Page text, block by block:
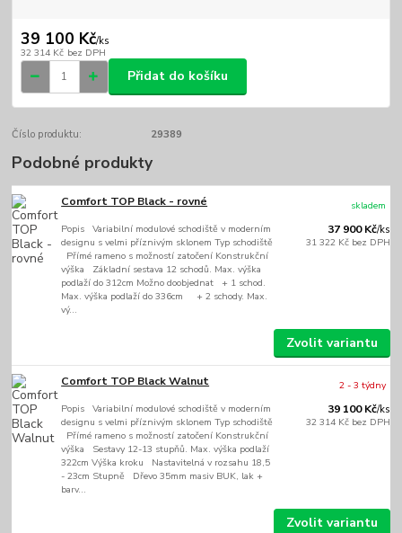
39 100 Kč/ks
32 314 Kč bez DPH
Přidat do košíku
Číslo produktu: 29389
Podobné produkty
Comfort TOP Black - rovné
Popis Variabilní modulové schodiště v moderním
designu s velmi příznivým sklonem Typ schodiště
Přímé rameno s možností zatočení Konstrukční
výška Základní sestava 12 schodů. Max. výška
podlaží do 312cm Možno doobjednat + 1 schod.
Max. výška podlaží do 336cm + 2 schody. Max.
vý...
37 900 Kč/ks
31 322 Kč bez DPH
skladem
Zvolit variantu
Comfort TOP Black Walnut
Popis Variabilní modulové schodiště v moderním
designu s velmi příznivým sklonem Typ schodiště
Přímé rameno s možností zatočení Konstrukční
výška Sestavy 12-13 stupňů. Max. výška podlaží
322cm Výška kroku Nastavitelná v rozsahu 18,5
- 23cm Stupně Dřevo 35mm masiv BUK, lak +
barv...
39 100 Kč/ks
32 314 Kč bez DPH
2 - 3 týdny
Zvolit variantu